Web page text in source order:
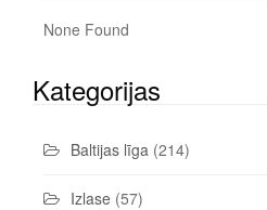
None Found
Kategorijas
Baltijas līga (214)
Izlase (57)